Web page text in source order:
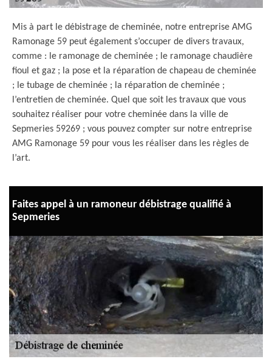
Mis à part le débistrage de cheminée, notre entreprise AMG
Ramonage 59 peut également s’occuper de divers travaux,
comme : le ramonage de cheminée ; le ramonage chaudière
fioul et gaz ; la pose et la réparation de chapeau de cheminée
; le tubage de cheminée ; la réparation de cheminée ;
l’entretien de cheminée. Quel que soit les travaux que vous
souhaitez réaliser pour votre cheminée dans la ville de
Sepmeries 59269 ; vous pouvez compter sur notre entreprise
AMG Ramonage 59 pour vous les réaliser dans les règles de
l’art.
Faites appel à un ramoneur débistrage qualifié à
Sepmeries